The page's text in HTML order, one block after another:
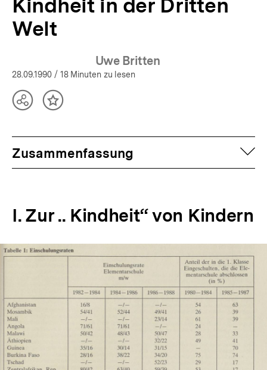
Kindheit in der Dritten
Welt
Uwe Britten
28.09.1990 / 18 Minuten zu lesen
TeilenInhalt
Zusammenfassung
I. Zur .. Kindheit“ von Kindern
Lightbox
öffnen